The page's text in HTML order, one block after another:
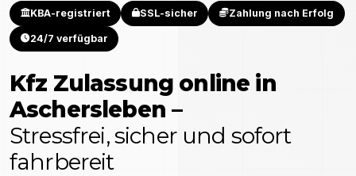
KBA-registriert SSL-sicher Zahlung nach Erfolg
24/7 verfügbar
Kfz Zulassung online in
Aschersleben –
Stressfrei, sicher und sofort
fahrbereit